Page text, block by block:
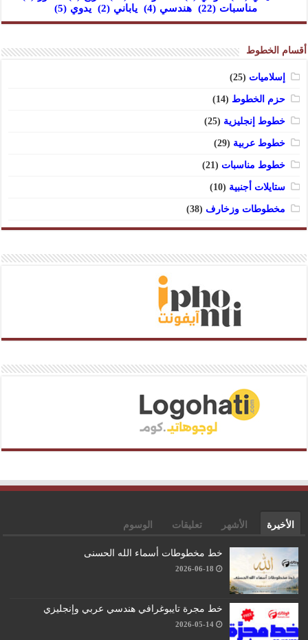
مناسبات (22) هندسي (4) ياباني (2) يدوي (5)
أقسام الخطوط
إسلاميات (25)
حزم الخطوط (14)
خطوط إنجليزية (25)
خطوط عربية (29)
خطوط مناسبات (21)
ستايلات أجنبية (10)
مخطوطات وزخارف (38)
الأخيرة الأشهر تعليقات الوسوم
خط مخطوطات أسماء الله الحسنى
2026-06-18
خط مجرة تايبوغرافي هندسي عربي وإنجليزي
2026-05-14